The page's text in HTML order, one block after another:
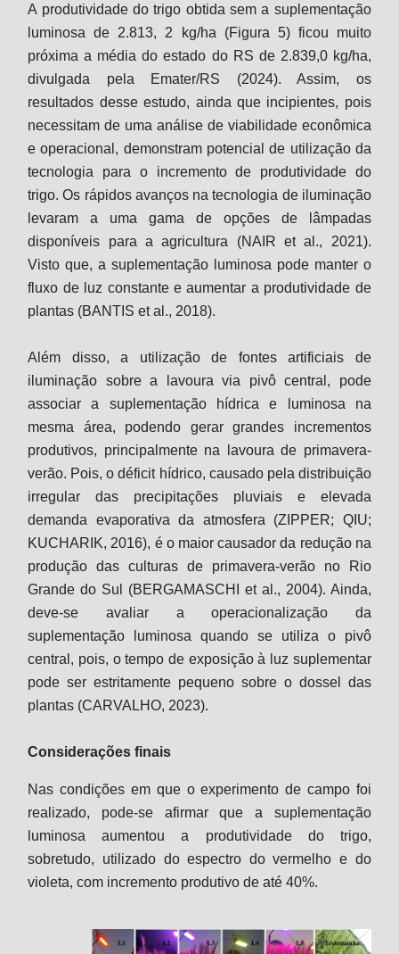
A produtividade do trigo obtida sem a suplementação
luminosa de 2.813, 2 kg/ha (Figura 5) ficou muito
próxima a média do estado do RS de 2.839,0 kg/ha,
divulgada pela Emater/RS (2024). Assim, os
resultados desse estudo, ainda que incipientes, pois
necessitam de uma análise de viabilidade econômica
e operacional, demonstram potencial de utilização da
tecnologia para o incremento de produtividade do
trigo. Os rápidos avanços na tecnologia de iluminação
levaram a uma gama de opções de lâmpadas
disponíveis para a agricultura (NAIR et al., 2021).
Visto que, a suplementação luminosa pode manter o
fluxo de luz constante e aumentar a produtividade de
plantas (BANTIS et al., 2018).
Além disso, a utilização de fontes artificiais de
iluminação sobre a lavoura via pivô central, pode
associar a suplementação hídrica e luminosa na
mesma área, podendo gerar grandes incrementos
produtivos, principalmente na lavoura de primavera-
verão. Pois, o déficit hídrico, causado pela distribuição
irregular das precipitações pluviais e elevada
demanda evaporativa da atmosfera (ZIPPER; QIU;
KUCHARIK, 2016), é o maior causador da redução na
produção das culturas de primavera-verão no Rio
Grande do Sul (BERGAMASCHI et al., 2004). Ainda,
deve-se avaliar a operacionalização da
suplementação luminosa quando se utiliza o pivô
central, pois, o tempo de exposição à luz suplementar
pode ser estritamente pequeno sobre o dossel das
plantas (CARVALHO, 2023).
Considerações finais
Nas condições em que o experimento de campo foi
realizado, pode-se afirmar que a suplementação
luminosa aumentou a produtividade do trigo,
sobretudo, utilizado do espectro do vermelho e do
violeta, com incremento produtivo de até 40%.